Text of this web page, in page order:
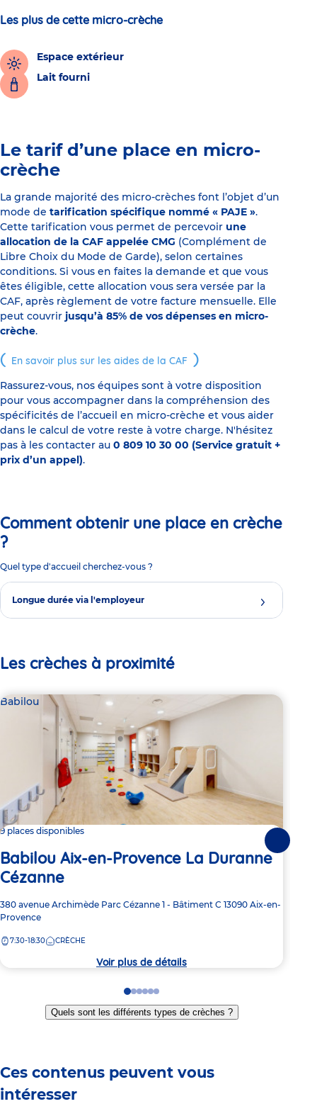
Les plus de cette micro-crèche
Espace extérieur
Lait fourni
Le tarif d’une place en micro-
crèche
La grande majorité des micro-crèches font l’objet d’un
mode de tarification spécifique nommé « PAJE ».
Cette tarification vous permet de percevoir une
allocation de la CAF appelée CMG (Complément de
Libre Choix du Mode de Garde), selon certaines
conditions. Si vous en faites la demande et que vous
êtes éligible, cette allocation vous sera versée par la
CAF, après règlement de votre facture mensuelle. Elle
peut couvrir jusqu’à 85% de vos dépenses en micro-
crèche.
En savoir plus sur les aides de la CAF
Rassurez-vous, nos équipes sont à votre disposition
pour vous accompagner dans la compréhension des
spécificités de l’accueil en micro-crèche et vous aider
dans le calcul de votre reste à votre charge. N'hésitez
pas à les contacter au 0 809 10 30 00 (Service gratuit +
prix d’un appel).
Comment obtenir une place en crèche
?
Quel type d'accueil cherchez-vous ?
Longue durée via l'employeur
Les crèches à proximité
Babilou
9 places disponibles
Babilou Aix-en-Provence La Duranne
Cézanne
Adresse
de
crèche
380 avenue Archimède Parc Cézanne 1 - Bâtiment C 13090 Aix-en-
Provence
7:30-18:30 CRÈCHE
Voir plus de détails
Go
to
slide
Go
to
slide
Go
to
slide
Go
to
slide
Go
to
slide
Go
to
slide
Quels sont les différents types de crèches ?
Ces contenus peuvent vous
intéresser